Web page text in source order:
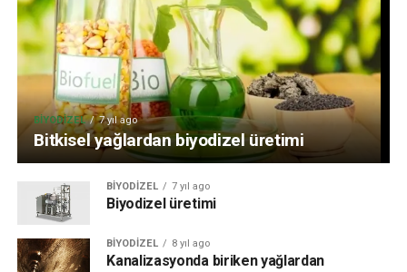
BIYODIZEL 7 yıl ago
Bitkisel yağlardan biyodizel üretimi
BIYODIZEL 7 yıl ago
Biyodizel üretimi
BIYODIZEL 8 yıl ago
Kanalizasyonda biriken yağlardan